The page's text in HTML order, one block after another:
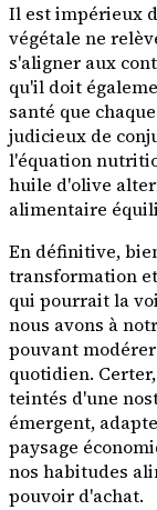
Il est impérieux
végétale ne
s'aligner aux
qu'il doit
santé que
judicieux de
l'équation
huile d'olive
alimentaire
En définitive,
transformation
qui pourrait la
nous avons à
pouvant
quotidien.
teintés d'une
émergent,
paysage
nos habitudes
pouvoir d'achat.